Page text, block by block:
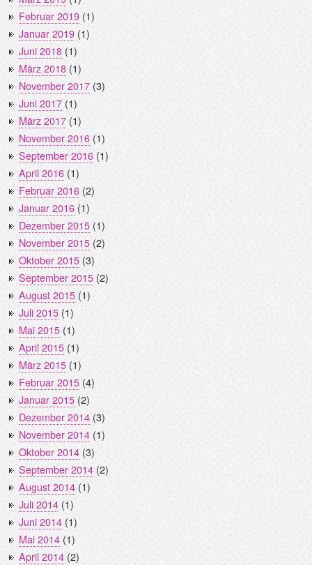
Februar 2019(1)
Januar 2019(1)
Juni 2018(1)
März 2018(1)
November 2017(3)
Juni 2017(1)
März 2017(1)
November 2016(1)
September 2016(1)
April 2016(1)
Februar 2016(2)
Januar 2016(1)
Dezember 2015(1)
November 2015(2)
Oktober 2015(3)
September 2015(2)
August 2015(1)
Juli 2015(1)
Mai 2015(1)
April 2015(1)
März 2015(1)
Februar 2015(4)
Januar 2015(2)
Dezember 2014(3)
November 2014(1)
Oktober 2014(3)
September 2014(2)
August 2014(1)
Juli 2014(1)
Juni 2014(1)
Mai 2014(1)
April 2014(2)